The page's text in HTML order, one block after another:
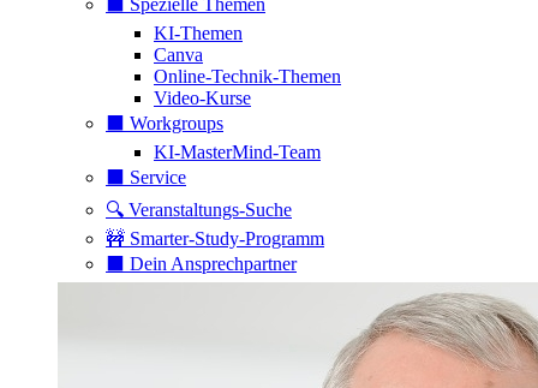
⬛️ Spezielle Themen
KI-Themen
Canva
Online-Technik-Themen
Video-Kurse
⬛️ Workgroups
KI-MasterMind-Team
⬛️ Service
🔍 Veranstaltungs-Suche
🚧 Smarter-Study-Programm
⬛️ Dein Ansprechpartner